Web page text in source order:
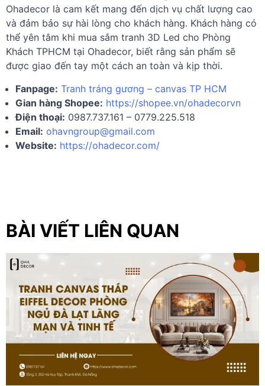
Ohadecor là cam kết mang đến dịch vụ chất lượng cao
và đảm bảo sự hài lòng cho khách hàng. Khách hàng có
thể yên tâm khi mua sắm tranh 3D Led cho Phòng
Khách TPHCM tại Ohadecor, biết rằng sản phẩm sẽ
được giao đến tay một cách an toàn và kịp thời.
Fanpage: Tranh tráng gương – canvas TP HCM
Gian hàng Shopee: https://shopee.vn/ohadecorvn
Điện thoại: 0987.737.161 – 0779.225.518
Email: ohavngroup@gmail.com
Website: https://ohadecor.com/
BÀI VIẾT LIÊN QUAN